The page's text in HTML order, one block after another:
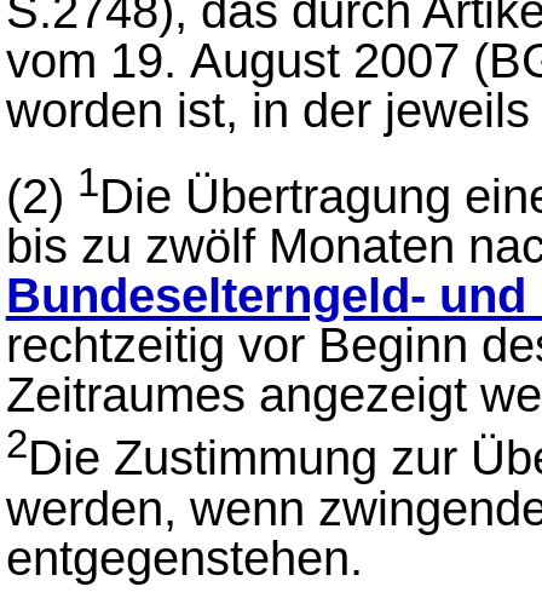
vom 19. August 2007
worden ist, in der
(2) 1Die Übertragung
bis zu zwölf Monaten
Bundeselterngeld-
rechtzeitig vor Beginn
Zeitraumes angezeigt
2Die Zustimmung zur
werden, wenn
entgegenstehen.